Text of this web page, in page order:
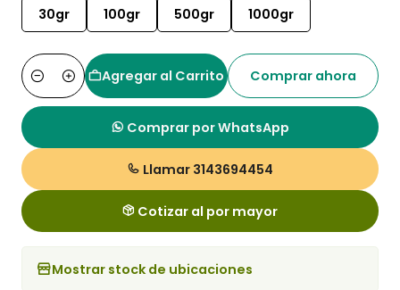
30gr 100gr 500gr 1000gr
Cantidad
Agregar al Carrito Comprar ahora
Comprar por WhatsApp
Llamar 3143694454
Cotizar al por mayor
Mostrar stock de ubicaciones